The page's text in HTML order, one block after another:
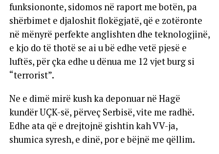
funksiononte, sidomos në raport me botën, pa
shërbimet e djaloshit flokëgjatë, që e zotëronte
në mënyrë perfekte anglishten dhe teknologjinë,
e kjo do të thotë se ai u bë edhe vetë pjesë e
luftës, për çka edhe u dënua me 12 vjet burg si
“terrorist”.
Ne e dimë mirë kush ka deponuar në Hagë
kundër UÇK-së, përveç Serbisë, vite me radhë.
Edhe ata që e drejtojnë gishtin kah VV-ja,
shumica syresh, e dinë, por e bëjnë me qëllim.